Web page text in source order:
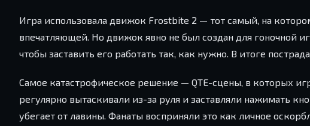
Игра использовала движок Frostbite 2 — тот самый, на
впечатляющей. Но движок явно не был создан для гоночной
чтобы заставить его работать так, как нужно. В итоге
Самое катастрофическое решение — QTE-сцены, в которых
регулярно вытаскивали из-за руля и заставляли нажимать
убегает от лавины. Фанаты восприняли это как личное